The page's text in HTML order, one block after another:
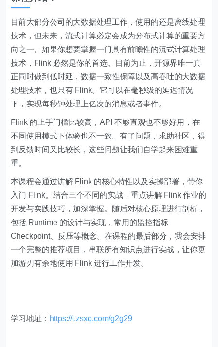
目前大部分公司的大数据处理工作，使用的还是离线处理
技术，但未来，流式计算必定会成为分布式计算的重要方
向之一。如果你想要掌握一门具有前瞻性的流式计算处理
技术，Flink 必然是你的首选。目前为止，开源界唯一真
正同时做到低时延，数据一致性保障以及高吞吐的大数据
处理技术，也只有 Flink。它可以在毫秒级的延迟情况
下，实现每秒钟处理上亿次的消息或者事件。
Flink 的上手门槛比较高，API 不够直观也不够好用，在
不同使用模式下体验也不一致。有了问题，求助社区，得
到反馈时间又比较长，这些问题让我们自学起来困难重
重。
本课程会通过讲解 Flink 的核心特性以及实操部署，带你
入门 Flink。结合三个不同的实战，重点讲解 Flink 作业的
开发与实践技巧，加深掌握。随后对核心原理进行剖析，
包括 Runtime 的设计与实现，常用的监控指标
Checkpoint、反压等概念。在课程的最后部分，我会安排
一个完整的推荐项目，串联所有知识点进行实战，让你更
加游刃有余地使用 Flink 进行工作开发。
学习地址： https://t.zsxq.com/g2g29